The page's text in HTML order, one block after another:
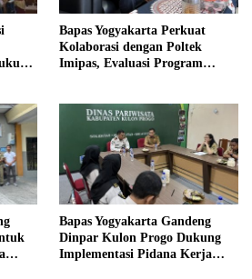
Bapas Yogyakarta Perkuat
Kolaborasi dengan Poltek
Imipas, Evaluasi Program
Bapas Yogyakarta Gandeng
Dinpar Kulon Progo Dukung
Implementasi Pidana Kerja